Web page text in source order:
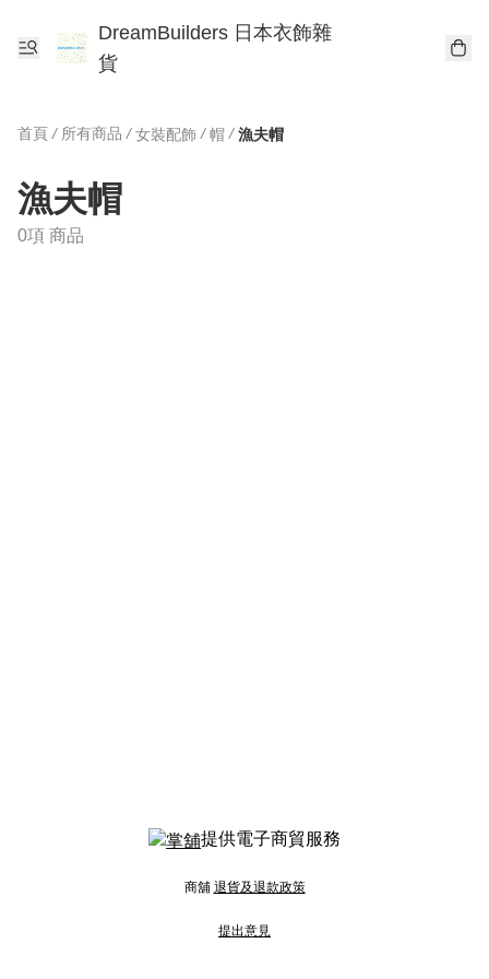
DreamBuilders 日本衣飾雜
貨
首頁 / 所有商品 / 女裝配飾 / 帽 / 漁夫帽
漁夫帽
0項 商品
提供電子商貿服務
商舖 退貨及退款政策
提出意見